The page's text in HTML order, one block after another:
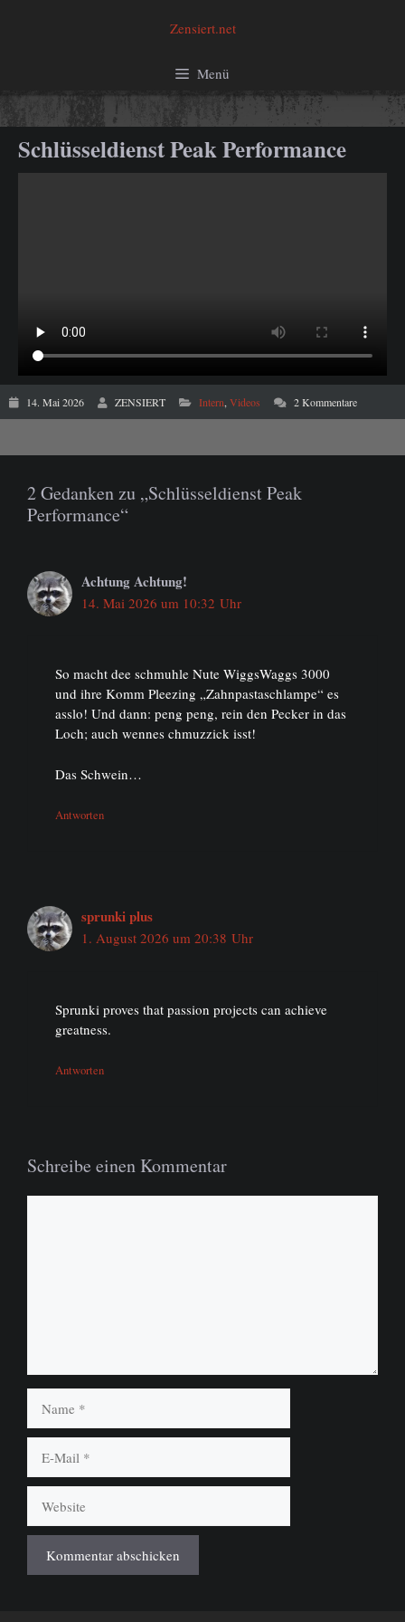
Zensiert.net
Menü
Schlüsseldienst Peak Performance
14. Mai 2026 ZENSIERT Intern Videos 2 Kommentare
2 Gedanken zu „Schlüsseldienst Peak
Performance“
Achtung Achtung!
14. Mai 2026 um 10:32 Uhr
So macht dee schmuhle Nute WiggsWaggs 3000
und ihre Komm Pleezing „Zahnpastaschlampe“ es
asslo! Und dann: peng peng, rein den Pecker in das
Loch; auch wennes chmuzzick isst!
Das Schwein…
Antworten
sprunki plus
1. August 2026 um 20:38 Uhr
Sprunki proves that passion projects can achieve
greatness.
Antworten
Schreibe einen Kommentar
Mail